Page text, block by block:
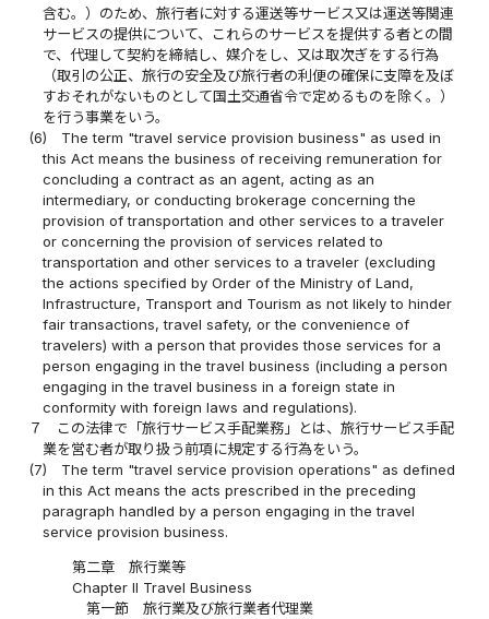
含む。）のため、旅行者に対する運送等サービス又は運送等関連
サービスの提供について、これらのサービスを提供する者との間
で、代理して契約を締結し、媒介をし、又は取次ぎをする行為
（取引の公正、旅行の安全及び旅行者の利便の確保に支障を及ぼ
すおそれがないものとして国土交通省令で定めるものを除く。）
を行う事業をいう。
(6)
The term "travel service provision business" as used in
this Act means the business of receiving remuneration for
concluding a contract as an agent, acting as an
intermediary, or conducting brokerage concerning the
provision of transportation and other services to a traveler
or concerning the provision of services related to
transportation and other services to a traveler (excluding
the actions specified by Order of the Ministry of Land,
Infrastructure, Transport and Tourism as not likely to hinder
fair transactions, travel safety, or the convenience of
travelers) with a person that provides those services for a
person engaging in the travel business (including a person
engaging in the travel business in a foreign state in
conformity with foreign laws and regulations).
７
この法律で「旅行サービス手配業務」とは、旅行サービス手配
業を営む者が取り扱う前項に規定する行為をいう。
(7)
The term "travel service provision operations" as defined
in this Act means the acts prescribed in the preceding
paragraph handled by a person engaging in the travel
service provision business.
第二章 旅行業等
Chapter II Travel Business
第一節 旅行業及び旅行業者代理業